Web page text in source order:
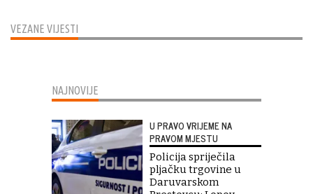
VEZANE VIJESTI
NAJNOVIJE
U PRAVO VRIJEME NA
PRAVOM MJESTU
Policija spriječila
pljačku trgovine u
Daruvarskom